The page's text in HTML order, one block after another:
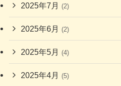
2025年7月 (2)
2025年6月 (2)
2025年5月 (4)
2025年4月 (5)